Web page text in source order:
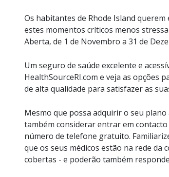
Os habitantes de Rhode Island
estes momentos críticos menos
Aberta, de 1 de Novembro a 31 de
Um seguro de saúde excelente e
HealthSourceRI.com e veja as opções
de alta qualidade para satisfazer as
Mesmo que possa adquirir o seu
também considerar entrar em
número de telefone gratuito.
que os seus médicos estão na rede da
cobertas - e poderão também